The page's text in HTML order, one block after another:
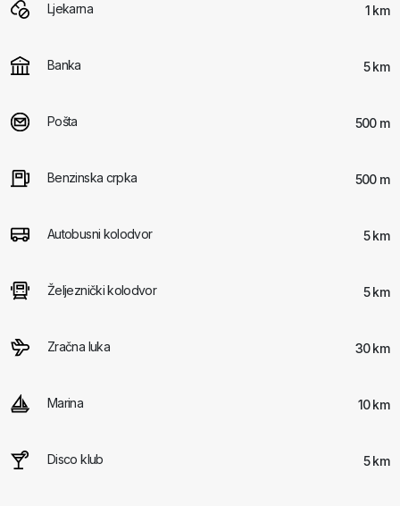
Ljekarna 1 km
Banka 5 km
Pošta 500 m
Benzinska crpka 500 m
Autobusni kolodvor 5 km
Željeznički kolodvor 5 km
Zračna luka 30 km
Marina 10 km
Disco klub 5 km